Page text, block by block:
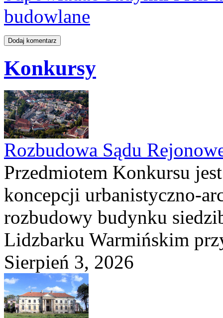
budowlane
Konkursy
Rozbudowa Sądu
Przedmiotem Konkursu
koncepcji urbanistyczno-
rozbudowy budynku
Lidzbarku Warmińskim
Sierpień 3, 2026